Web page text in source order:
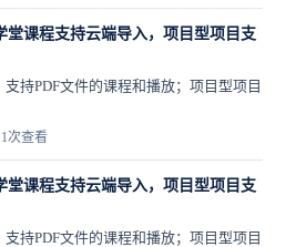
堂课程支持云端导入，项目型项目支
持PDF文件的课程和播放；项目型项目
次查看
堂课程支持云端导入，项目型项目支
持PDF文件的课程和播放；项目型项目